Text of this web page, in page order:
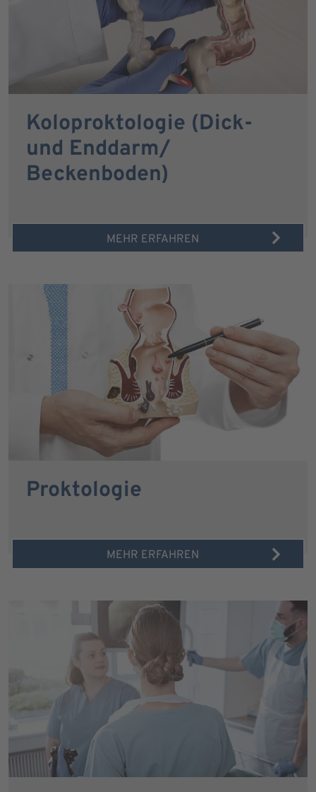
Koloproktologie (Dick-
und Enddarm/
Beckenboden)
MEHR ERFAHREN
Proktologie
MEHR ERFAHREN